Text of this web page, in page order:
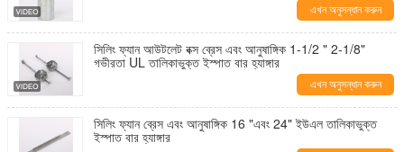
এখন অনুসন্ধান করুন
সিলিং ফ্যান আউটলেট বক্স ব্রেস এবং আনুষাঙ্গিক 1-1/2 " 2-1/8"
গভীরতা UL তালিকাভুক্ত ইস্পাত বার হ্যাঙ্গার
এখন অনুসন্ধান করুন
সিলিং ফ্যান ব্রেস এবং আনুষাঙ্গিক 16 "এবং 24" ইউএল তালিকাভুক্ত
ইস্পাত বার হ্যাঙ্গার